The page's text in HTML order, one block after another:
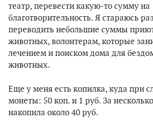
театр, перевести какую-то сумму на
благотворительность. Я стараюсь
переводить небольшие суммы
животных, волонтерам, которые
лечением и поиском дома для
животных.
Еще у меня есть копилка, куда при
монеты: 50 коп. и 1 руб. За
накопила около 40 руб.